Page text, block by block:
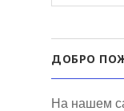
ДОБРО
На нашем